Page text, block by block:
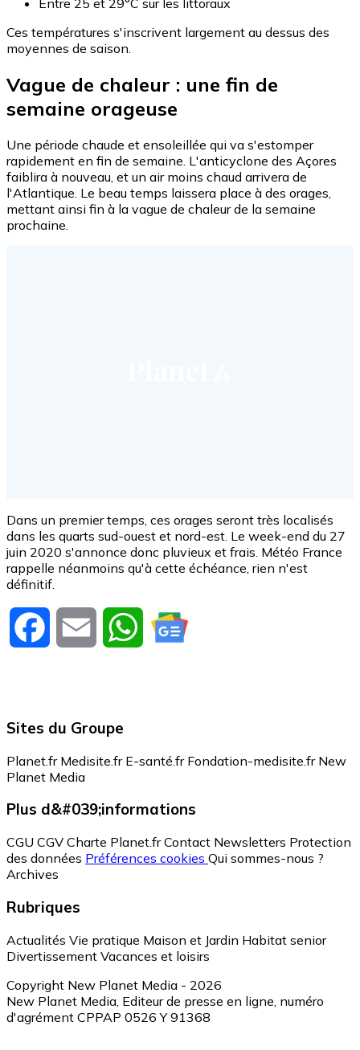
Entre 25 et 29°C sur les littoraux
Ces températures s'inscrivent largement au dessus des
moyennes de saison.
Vague de chaleur : une fin de
semaine orageuse
Une période chaude et ensoleillée qui va s'estomper
rapidement en fin de semaine. L'anticyclone des Açores
faiblira à nouveau, et un air moins chaud arrivera de
l'Atlantique. Le beau temps laissera place à des orages,
mettant ainsi fin à la vague de chaleur de la semaine
prochaine.
Dans un premier temps, ces orages seront très localisés
dans les quarts sud-ouest et nord-est. Le week-end du 27
juin 2020 s'annonce donc pluvieux et frais. Météo France
rappelle néanmoins qu'à cette échéance, rien n'est
définitif.
Facebook Email WhatsApp
Sites du Groupe
Planet.fr Medisite.fr E-santé.fr Fondation-medisite.fr New
Planet Media
Plus d&#039;informations
CGU CGV Charte Planet.fr Contact Newsletters Protection
des données Préférences cookies Qui sommes-nous ?
Archives
Rubriques
Actualités Vie pratique Maison et Jardin Habitat senior
Divertissement Vacances et loisirs
Copyright New Planet Media - 2026
New Planet Media, Editeur de presse en ligne, numéro
d'agrément CPPAP 0526 Y 91368